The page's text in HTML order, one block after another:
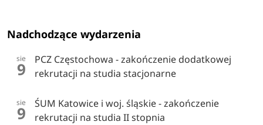
Nadchodzące wydarzenia
sie
9
PCZ Częstochowa - zakończenie dodatkowej
rekrutacji na studia stacjonarne
sie
9
ŚUM Katowice i woj. śląskie - zakończenie
rekrutacji na studia II stopnia